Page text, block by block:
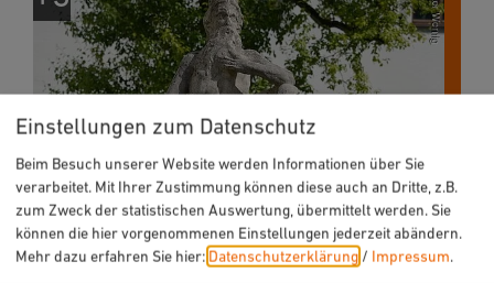
Einstellungen zum Datenschutz
Beim Besuch unserer Website werden Informationen über Sie
verarbeitet. Mit Ihrer Zustimmung können diese auch an Dritte, z.B.
zum Zweck der statistischen Auswertung, übermittelt werden. Sie
können die hier vorgenommenen Einstellungen jederzeit abändern.
Mehr dazu erfahren Sie hier: Datenschutzerklärung / Impressum.